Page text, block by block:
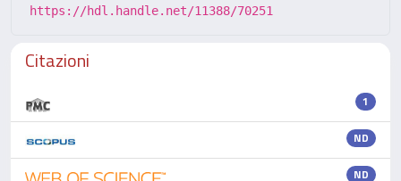
https://hdl.handle.net/11388/70251
Citazioni
1
ND
ND